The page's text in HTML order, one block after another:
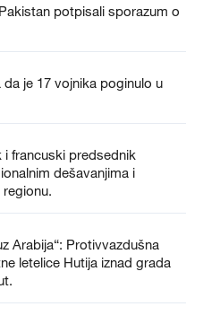
potpisali sporazum o
je 17 vojnika poginulo u
francuski predsednik
dešavanjima i
Arabija“: Protivvazdušna
letelice Hutija iznad grada